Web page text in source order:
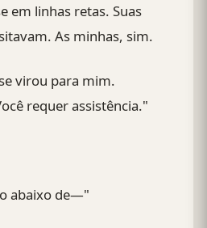
em linhas retas. Suas
As minhas, sim.
virou para mim.
requer assistência."
abaixo de—"